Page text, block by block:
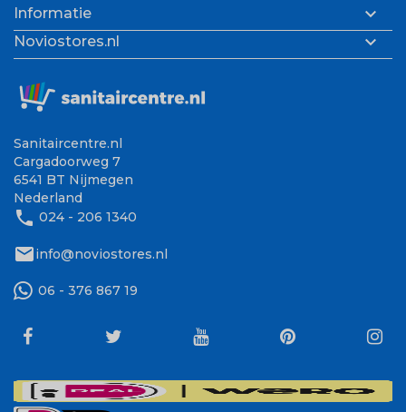
Informatie 
Noviostores.nl 
Sanitaircentre.nl
Cargadoorweg 7
6541 BT Nijmegen
Nederland
phone 024 - 206 1340
mailinfo@noviostores.nl
06 - 376 867 19